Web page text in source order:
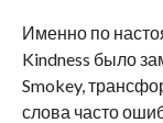
Именно по
Kindness было
Smokey,
слова часто